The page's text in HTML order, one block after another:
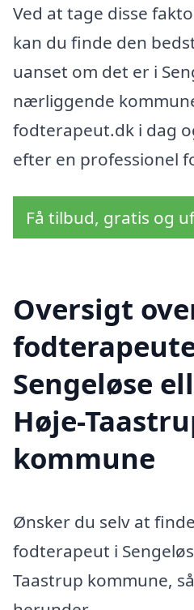
Ved at tage disse
kan du finde den
uanset om det er i
nærliggende
fodterapeut.dk i dag
efter en professionel
Få tilbud, gratis og
Oversigt
Sengeløse
Høje-
kommune
Ønsker du selv at
fodterapeut i
Taastrup kommune,